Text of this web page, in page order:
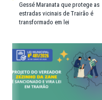
Gessé Maranata que protege as
estradas vicinais de Trairão é
transformado em lei